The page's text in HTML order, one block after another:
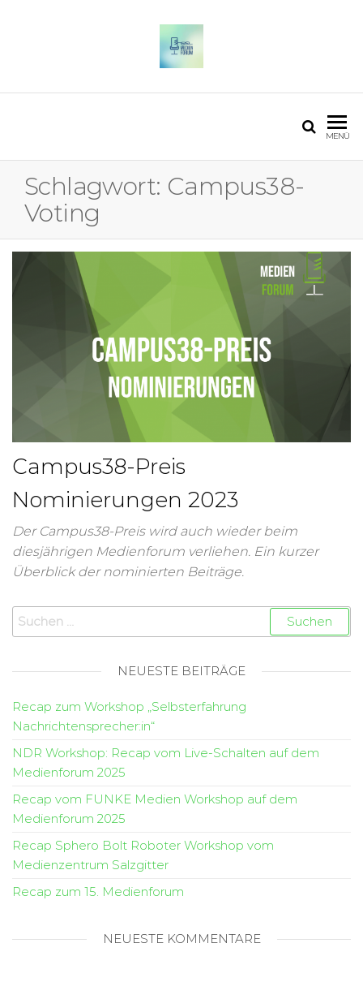
MENÜ
Schlagwort: Campus38-
Voting
Campus38-Preis
Nominierungen 2023
Der Campus38-Preis wird auch wieder beim
diesjährigen Medienforum verliehen. Ein kurzer
Überblick der nominierten Beiträge.
NEUESTE BEITRÄGE
Recap zum Workshop „Selbsterfahrung
Nachrichtensprecher:in“
NDR Workshop: Recap vom Live-Schalten auf dem
Medienforum 2025
Recap vom FUNKE Medien Workshop auf dem
Medienforum 2025
Recap Sphero Bolt Roboter Workshop vom
Medienzentrum Salzgitter
Recap zum 15. Medienforum
NEUESTE KOMMENTARE